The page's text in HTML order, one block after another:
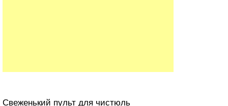
Свеженький пульт для чистюль